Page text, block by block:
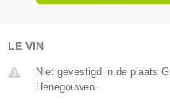
LE VIN
Niet gevestigd in de plaats
Henegouwen.